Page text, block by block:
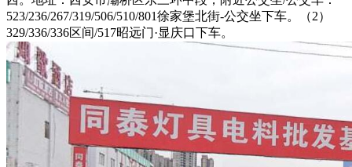
523/236/267/319/506/510/801徐家堡北街-公交坐下车。（2）
329/336/336区间/517昭远门·显庆口下车。